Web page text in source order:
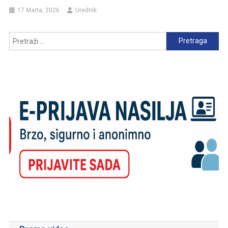
17 Marta, 2026 Urednik
Pretraga: